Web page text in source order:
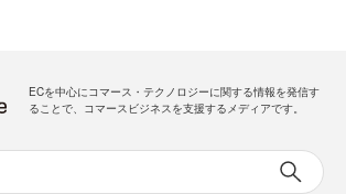
ECを中心にコマース・テクノロジーに関する情報を発信す
ることで、コマースビジネスを支援するメディアです。